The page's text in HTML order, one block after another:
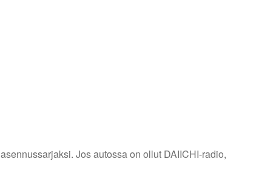
asennussarjaksi. Jos autossa on ollut DAIICHI-radio,